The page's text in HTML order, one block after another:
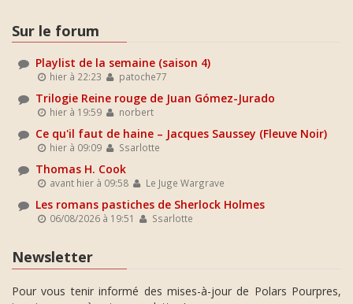
Sur le forum
Playlist de la semaine (saison 4)
hier à 22:23 patoche77
Trilogie Reine rouge de Juan Gómez-Jurado
hier à 19:59 norbert
Ce qu'il faut de haine – Jacques Saussey (Fleuve Noir)
hier à 09:09 Ssarlotte
Thomas H. Cook
avant hier à 09:58 Le Juge Wargrave
Les romans pastiches de Sherlock Holmes
06/08/2026 à 19:51 Ssarlotte
Newsletter
Pour vous tenir informé des mises-à-jour de Polars Pourpres,